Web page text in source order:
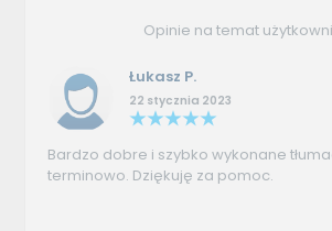
Opinie na temat
Łukasz P.
22 stycznia 2023
Bardzo dobre i szybko wykonane
terminowo. Dziękuję za pomoc.